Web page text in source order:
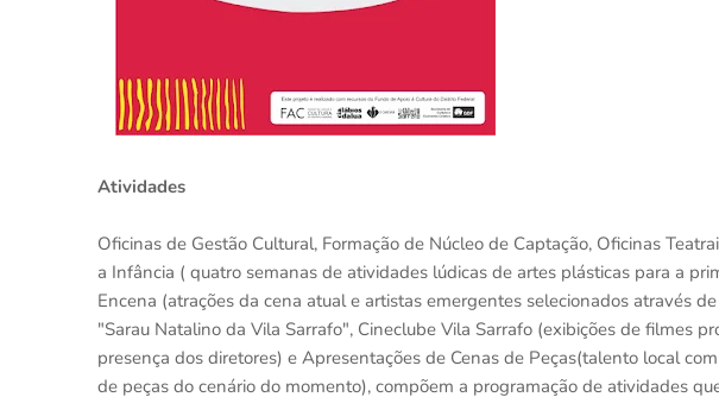
Atividades
Oficinas de Gestão Cultural, Formação de Núcleo de Captação, Oficinas
a Infância ( quatro semanas de atividades lúdicas de artes plásticas para a
Encena (atrações da cena atual e artistas emergentes selecionados através
"Sarau Natalino da Vila Sarrafo", Cineclube Vila Sarrafo (exibições de filmes
presença dos diretores) e Apresentações de Cenas de Peças(talento local
de peças do cenário do momento), compõem a programação de atividades